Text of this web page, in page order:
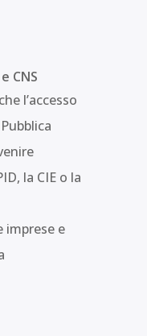
CNS
l’accesso
la CIE o la
imprese e